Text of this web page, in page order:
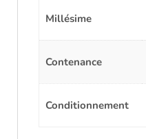
Millésime
Contenance
Conditionnement